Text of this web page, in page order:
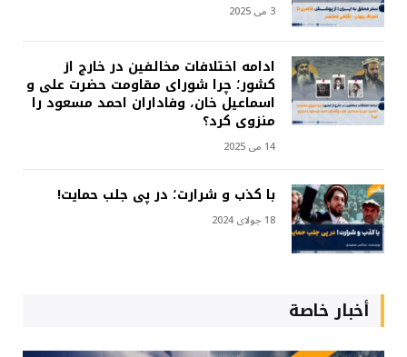
3 می 2025
ادامه اختلافات مخالفین در خارج از
کشور؛ چرا شورای مقاومت حضرت علی و
اسماعیل خان، وفاداران احمد مسعود را
منزوی کرد؟
14 می 2025
با کذب و شرارت؛ در پی جلب حمایت!
18 جولای 2024
أخبار خاصة